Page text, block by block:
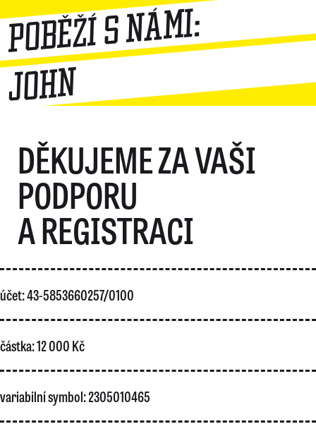
Poběží s námi:
John
DĚKUJEME ZA VAŠI
PODPORU
A REGISTRACI
účet: 43-5853660257/0100
částka: 12 000 Kč
variabilní symbol: 2305010465